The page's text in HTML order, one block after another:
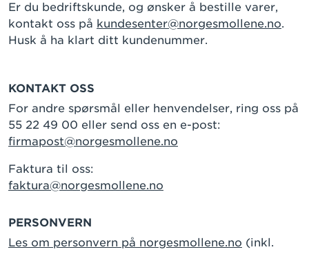
Er du bedriftskunde, og ønsker å bestille varer,
kontakt oss på kundesenter@norgesmollene.no.
Husk å ha klart ditt kundenummer.
KONTAKT OSS
For andre spørsmål eller henvendelser, ring oss på
55 22 49 00 eller send oss en e-post:
firmapost@norgesmollene.no
Faktura til oss:
faktura@norgesmollene.no
PERSONVERN
Les om personvern på norgesmollene.no (inkl.